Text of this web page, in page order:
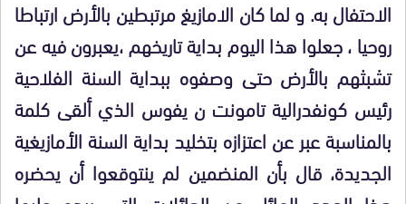
الاحتفال به. و لما كان الامازيغ مرتبطين بالأرض ارتباطا
روحيا ، جعلوا هذا اليوم بداية تاريخهم ،يعبرون فيه عن
تشبثهم بالأرض حتى وصفوه ببداية السنة الفلاحية
رئيس كونفدرالية تامونت ن يفوس الذي ألقى كلمة
بالمناسبة عبر عن اعتزازه بتخليد بداية السنة الأمازيغية
الجديدة، قال بأن المنضمين لم ينتوقعوا أن يحضره